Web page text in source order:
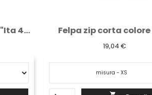
Felpa zip lunga blu navy "Ita 470" Felpa zip corta
19,04 €